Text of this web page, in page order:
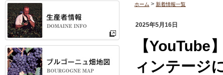
ホーム > 新着情報一覧
2025年5月16日
【
ィンテージ